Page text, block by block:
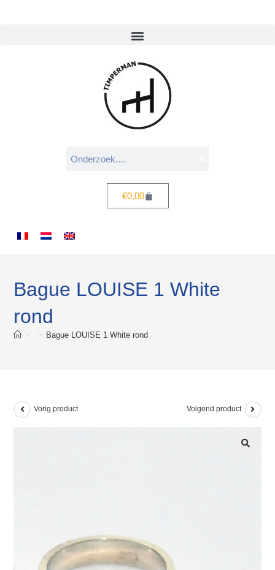
€0,00
Bague LOUISE 1 White
rond
> > Bague LOUISE 1 White rond
Vorig product Volgend product